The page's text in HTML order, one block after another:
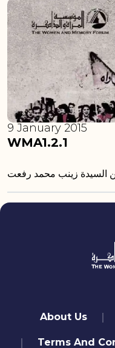
WMA1.2.1
9 January 2015
quick links
About Us
Terms And